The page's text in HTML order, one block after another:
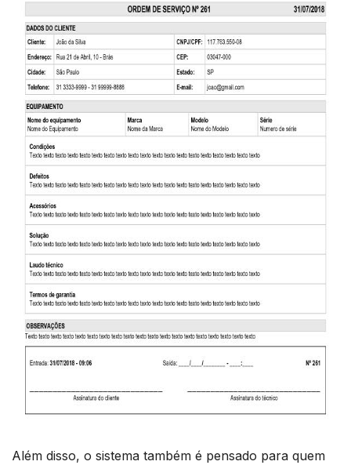
Além disso, o sistema também é pensado para quem